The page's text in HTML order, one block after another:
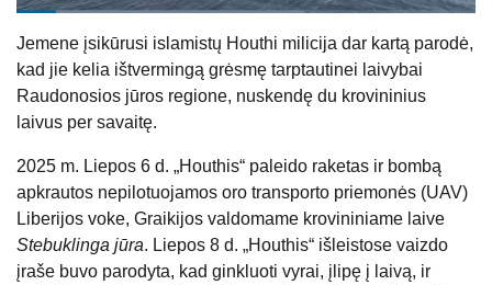
Jemene įsikūrusi islamistų Houthi milicija dar kartą parodė,
kad jie kelia ištvermingą grėsmę tarptautinei laivybai
Raudonosios jūros regione, nuskendę du krovininius
laivus per savaitę.
2025 m. Liepos 6 d. „Houthis“ paleido raketas ir bombą
apkrautos nepilotuojamos oro transporto priemonės (UAV)
Liberijos voke, Graikijos valdomame krovininiame laive
Stebuklinga jūra. Liepos 8 d. „Houthis“ išleistose vaizdo
įraše buvo parodyta, kad ginkluoti vyrai, įlipę į laivą, ir